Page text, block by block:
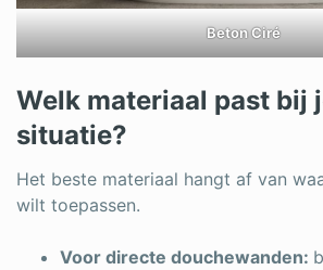
Beton Ciré
Welk materiaal past bij
situatie?
Het beste materiaal hangt af van
wilt toepassen.
Voor directe douchewanden: